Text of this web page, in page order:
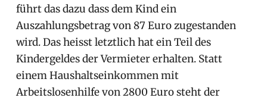
führt das dazu dass dem Kind ein
Auszahlungsbetrag von 87 Euro zugestanden
wird. Das heisst letztlich hat ein Teil des
Kindergeldes der Vermieter erhalten. Statt
einem Haushaltseinkommen mit
Arbeitslosenhilfe von 2800 Euro steht der